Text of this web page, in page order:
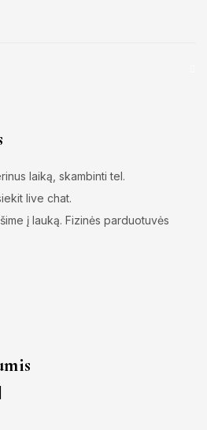
laiką, skambinti tel.
live chat.
į lauką. Fizinės parduotuvės